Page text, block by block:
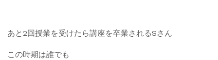
あと2回授業を受けたら講座を卒業されるSさん
この時期は誰でも